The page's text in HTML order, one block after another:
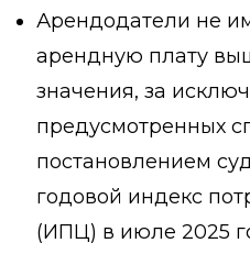
Арендодатели не
арендную плату
значения, за
предусмотренных
постановлением
годовой индекс
(ИПЦ) в июле 2025